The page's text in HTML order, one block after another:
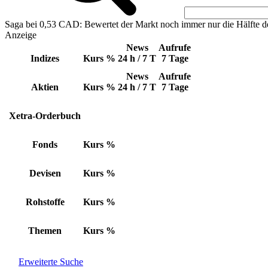
Saga bei 0,53 CAD: Bewertet der Markt noch immer nur die Hälfte
Anzeige
Indizes Kurs %
News
24 h / 7 T
Aufrufe
7 Tage
Aktien Kurs %
News
24 h / 7 T
Aufrufe
7 Tage
Xetra-Orderbuch
Fonds Kurs %
Devisen Kurs %
Rohstoffe Kurs %
Themen Kurs %
Erweiterte Suche